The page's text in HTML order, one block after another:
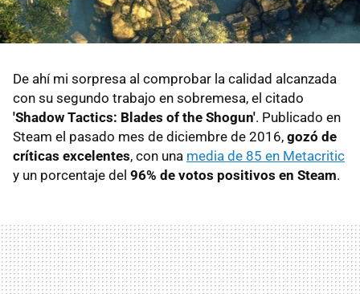
De ahí mi sorpresa al comprobar la calidad alcanzada
con su segundo trabajo en sobremesa, el citado
'Shadow Tactics: Blades of the Shogun'. Publicado en
Steam el pasado mes de diciembre de 2016, gozó de
críticas excelentes, con una media de 85 en Metacritic
y un porcentaje del 96% de votos positivos en Steam.